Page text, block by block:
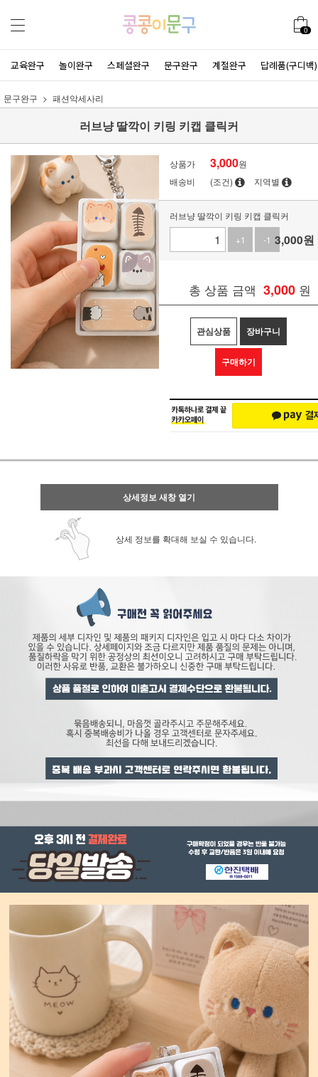
0
교육완구 놀이완구 스페셜완구 문구완구 계절완구 답례품(구디백)
문구완구 패션악세사리
러브냥 딸깍이 키링 키캡 클릭커
상품가 3,000원
배송비
(조건) 지역별
러브냥 딸깍이 키링 키캡 클릭커
+1
-1 3,000원
총 상품 금액 3,000 원
관심상품 장바구니
구매하기
상세정보 새창 열기
상세 정보를 확대해 보실 수 있습니다.